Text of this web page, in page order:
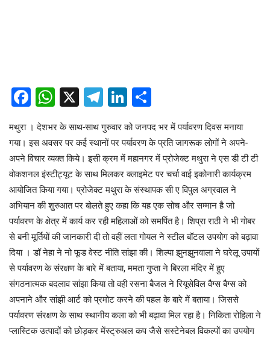
Facebook
WhatsApp
X Telegram
LinkedIn
मथुरा । देशभर के साथ-साथ गुरुवार को जनपद भर में पर्यावरण दिवस मनाया
गया। इस अवसर पर कई स्थानों पर पर्यावरण के प्रति जागरूक लोगों ने अपने-
अपने विचार व्यक्त किये। इसी क्रम में महानगर में प्रोजेक्ट मथुरा ने एस डी टी टी
वोकशनल इंस्टीट्यूट के साथ मिलकर क्लाइमेट पर चर्चा वाई इकोनारी कार्यक्रम
आयोजित किया गया। प्रोजेक्ट मथुरा के संस्थापक सी ए विपुल अग्रवाल ने
अभियान की शुरुआत पर बोलते हुए कहा कि यह एक सोच और सम्मान है जो
पर्यावरण के क्षेत्र में कार्य कर रही महिलाओं को समर्पित है। शिप्रा राठी ने भी गोबर
से बनी मूर्तियों की जानकारी दी तो वहीं लता गोयल ने स्टील बॉटल उपयोग को बढ़ावा
दिया । डॉ नेहा ने नो फूड वेस्ट नीति सांझा की। शिल्पा झुनझुनवाला ने घरेलू उपायों
से पर्यावरण के संरक्षण के बारे में बताया, ममता गुप्ता ने बिरला मंदिर में हुए
संगठनात्मक बदलाव सांझा किया तो वही रसना बैजल ने रियूसेविल वैग्स बैग्स को
अपनाने और सांझी आर्ट को प्रमोट करने की पहल के बारे में बताया। जिससे
पर्यावरण संरक्षण के साथ स्थानीय कला को भी बढ़ावा मिल रहा है। निकिता रोहिला ने
प्लास्टिक उत्पादों को छोड़कर मेंस्ट्रुअल कप जैसे सस्टेनेबल विकल्पों का उपयोग